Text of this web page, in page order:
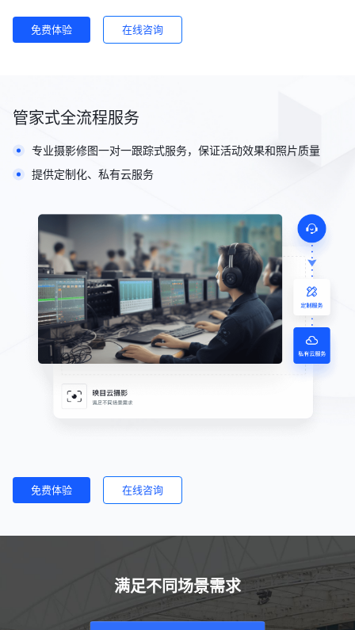
免费体验 在线咨询
管家式全流程服务
专业摄影修图一对一跟踪式服务，保证活动效果和照片质量
提供定制化、私有云服务
免费体验 在线咨询
满足不同场景需求